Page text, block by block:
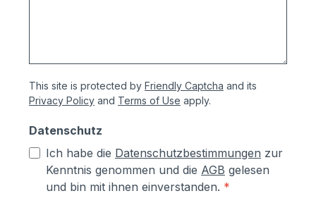
This site is protected by Friendly Captcha and its
Privacy Policy and Terms of Use apply.
Datenschutz
Ich habe die Datenschutzbestimmungen zur
Kenntnis genommen und die AGB gelesen
und bin mit ihnen einverstanden. *